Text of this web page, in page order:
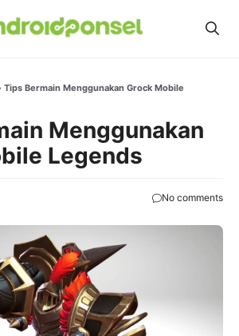
Tips Bermain Menggunakan Grock Mobile
Menggunakan
Legends
No comments